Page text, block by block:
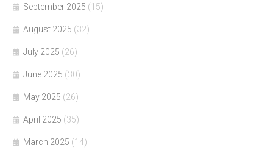
September 2025 (15)
August 2025 (32)
July 2025 (26)
June 2025 (30)
May 2025 (26)
April 2025 (35)
March 2025 (14)